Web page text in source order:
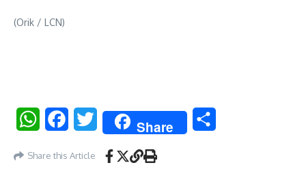
(Orik / LCN)
WhatsAppFacebookTwitter Share
Share this Article